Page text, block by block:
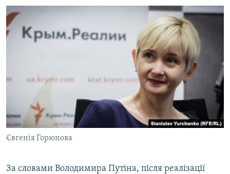
Євгенія Горюнова
За словами Володимира Путіна, після реалізації